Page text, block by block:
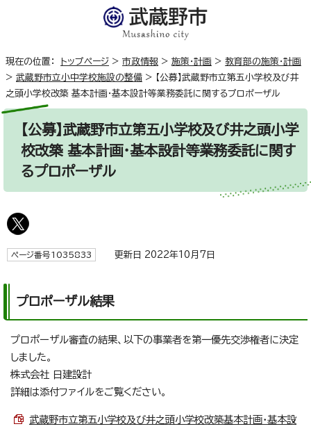
現在の位置： トップページ > 市政情報 > 施策・計画 > 教育部の施策・計画
> 武蔵野市立小中学校施設の整備 >
【公募】武蔵野市立第五小学校及び井
之頭小学校改築 基本計画・基本設計等業務委託に関するプロポーザル
【公募】武蔵野市立第五小学校及び井之頭小学
校改築 基本計画・基本設計等業務委託に関す
るプロポーザル
ページ番号1035833 更新日 2022年10月7日
プロポーザル結果
プロポーザル審査の結果、以下の事業者を第一優先交渉権者に決定
しました。
株式会社 日建設計
詳細は添付ファイルをご覧ください。
武蔵野市立第五小学校及び井之頭小学校改築基本計画・基本設